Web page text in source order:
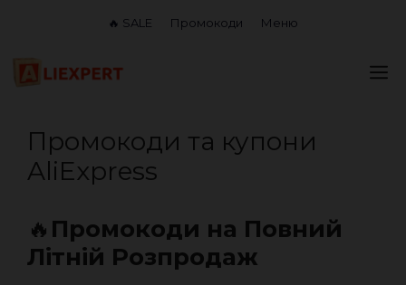
вмісту
🔥 SALE Промокоди Меню
Промокоди та купони
AliExpress
🔥 Промокоди на Повний
Літній Розпродаж